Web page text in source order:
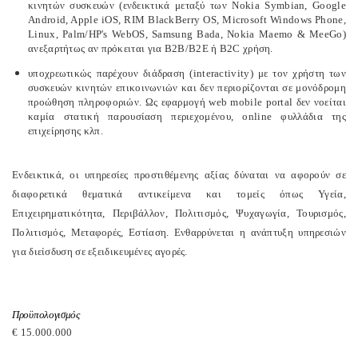
κινητών συσκευών (ενδεικτικά μεταξύ τωνNokia Symbian ,Google
Android Apple iOS,RIM BlackBerry OS,Microsoft Windows Phone
Linux ,Palm/HP's WebOS ,Samsung Bada ,Nokia Maemo &MeeGo)
ανεξαρτήτως αν πρόκειται για Β2Β/Β2Ε ή Β2C χρήση.
υποχρεωτικώς παρέχουν διάδραση (interactivity) με τον χρήστη των
συσκευών κινητών επικοινωνιών και δεν περιορίζονται σε μονόδρομη
προώθηση πληροφοριών. Ως εφαρμογήweb mobile portal δεν νοείται
καμία στατική παρουσίαση περιεχομένου,online φυλλάδια της
επιχείρησης κλπ.
Ενδεικτικά, οι υπηρεσίες προστιθέμενης αξίας δύναται να αφορούν σε
διαφορετικά θεματικά αντικείμενα και τομείς όπως Υγεία,
Επιχειρηματικότητα, Περιβάλλον, Πολιτισμός, Ψυχαγωγία, Τουρισμός,
Πολιτισμός, Μεταφορές, Εστίαση. Ενθαρρύνεται η ανάπτυξη υπηρεσιών
για διείσδυση σε εξειδικευμένες αγορές.
Προϋπολογισμός
€ 15.000.000